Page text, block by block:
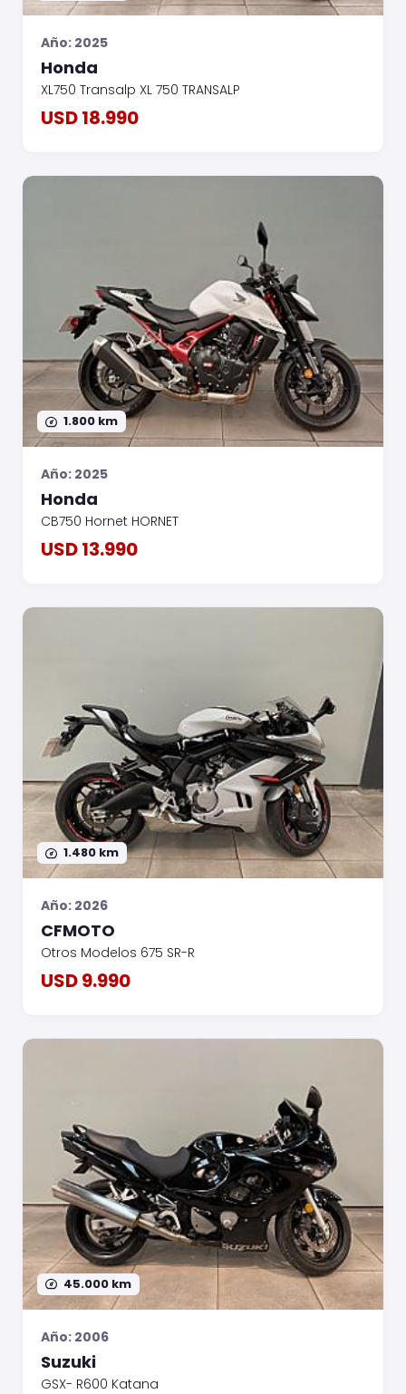
Año: 2025
Honda
XL750 Transalp XL 750 TRANSALP
USD 18.990
1.800 km
Año: 2025
Honda
CB750 Hornet HORNET
USD 13.990
1.480 km
Año: 2026
CFMOTO
Otros Modelos 675 SR-R
USD 9.990
45.000 km
Año: 2006
Suzuki
GSX- R600 Katana